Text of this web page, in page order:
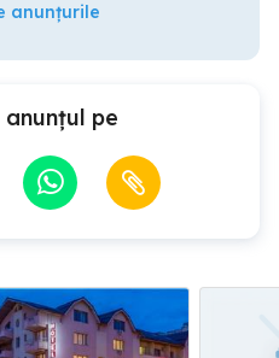
anunțurile
anunțul pe